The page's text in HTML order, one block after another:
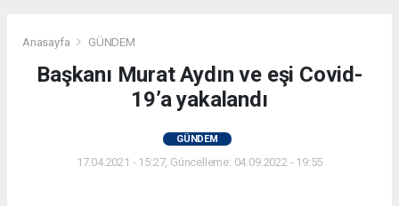
Anasayfa GÜNDEM
Başkanı Murat Aydın ve eşi Covid-
19’a yakalandı
GÜNDEM
17.04.2021 - 15:27, Güncelleme: 04.09.2022 - 19:55